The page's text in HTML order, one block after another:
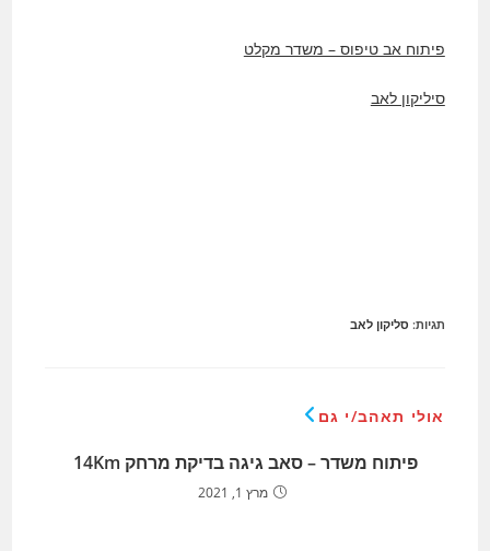
פיתוח אב טיפוס – משדר מקלט
סיליקון לאב
תגיות: סליקון לאב
אולי תאהב/י גם
פיתוח משדר – סאב גיגה בדיקת מרחק 14Km
מרץ 1, 2021